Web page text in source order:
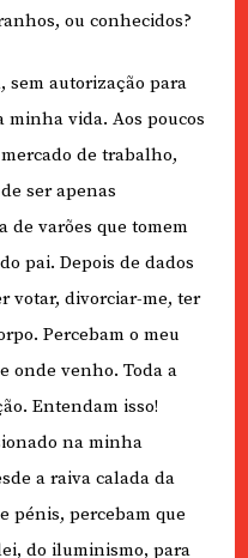
ou conhecidos?
sem autorização para
minha vida. Aos poucos
de trabalho,
ser apenas
de varões que tomem
pai. Depois de dados
votar, divorciar-me, ter
Percebam o meu
onde venho. Toda a
Entendam isso!
na minha
a raiva calada da
pénis, percebam que
do iluminismo, para